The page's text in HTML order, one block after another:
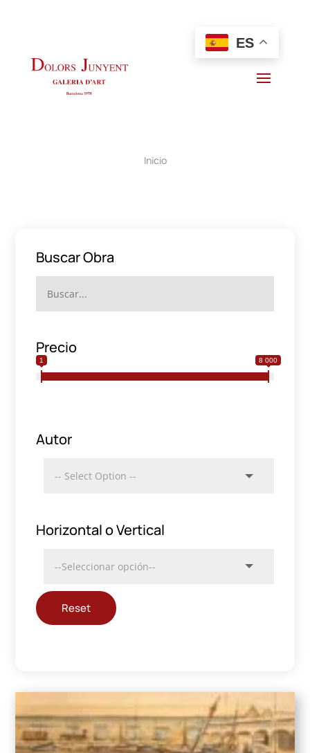
ES
Inicio
Buscar Obra
Precio
1 8 000
Autor
Horizontal o Vertical
Reset